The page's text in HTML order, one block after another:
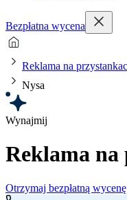
Bezpłatna wycena
Reklama na
Nysa
Wynajmij
Reklama na
Otrzymaj bezpłatną wycenę